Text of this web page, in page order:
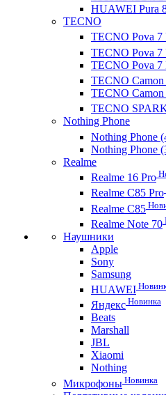
HUAWEI Pura
TECNO
TECNO Pova 7
TECNO Pova 7
TECNO Pova 7
TECNO Camon
TECNO Camon
TECNO
Nothing Phone
Nothing Phone
Nothing Phone
Realme
Realme 16 Pro
Realme C85 Pro
Realme C85
Realme Note 70
Наушники
Apple
Sony
Samsung
HUAWEI
Яндекс Новинка
Beats
Marshall
JBL
Xiaomi
Nothing
Микрофоны Новинка